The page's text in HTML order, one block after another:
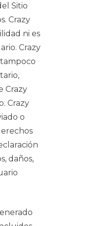
Sitio
Crazy
ni es
Crazy
Crazy
Crazy
o
daños,